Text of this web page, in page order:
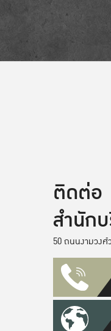
ติดต่อ
สำนัก
50 ถนนงามวงศ์